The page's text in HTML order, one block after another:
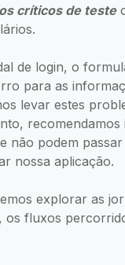
críticos de teste
de login, o
para as
levar estes
recomendamos
não podem
nossa aplicação.
explorar as
os fluxos